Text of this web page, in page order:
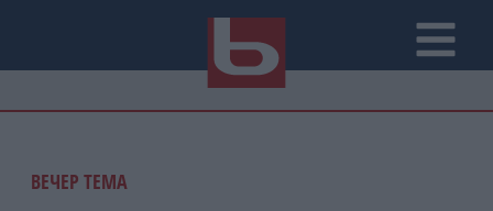
ВЕЧЕР TЕМА